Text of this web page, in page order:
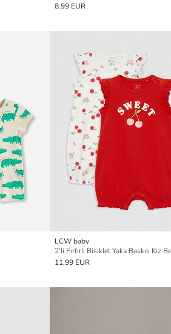
8.99 EUR
LCW baby
11.99 EUR